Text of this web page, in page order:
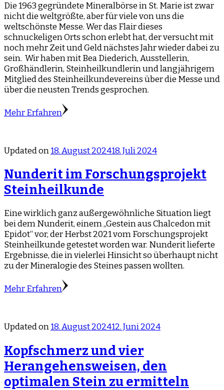
Die 1963 gegründete Mineralbörse in St. Marie ist zwar
nicht die weltgrößte, aber für viele von uns die
weltschönste Messe. Wer das Flair dieses
schnuckeligen Orts schon erlebt hat, der versucht mit
noch mehr Zeit und Geld nächstes Jahr wieder dabei zu
sein. Wir haben mit Bea Diederich, Ausstellerin,
Großhändlerin, Steinheilkundlerin und langjährigem
Mitglied des Steinheilkundevereins über die Messe und
über die neusten Trends gesprochen.
Mehr Erfahren
Updated on18. August 202418. Juli 2024
Nunderit im Forschungsprojekt
Steinheilkunde
Eine wirklich ganz außergewöhnliche Situation liegt
bei dem Nunderit, einem „Gestein aus Chalcedon mit
Epidot“ vor, der Herbst 2021 vom Forschungsprojekt
Steinheilkunde getestet worden war. Nunderit lieferte
Ergebnisse, die in vielerlei Hinsicht so überhaupt nicht
zu der Mineralogie des Steines passen wollten.
Mehr Erfahren
Updated on18. August 202412. Juni 2024
Kopfschmerz und vier
Herangehensweisen, den
optimalen Stein zu ermitteln